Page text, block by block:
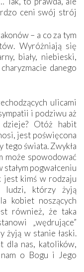
ceni swój strój
– a co za tym
Wyróżniają się
biały, niebieski,
danego
ulicami
i podziwu aż
Otóż habit
jest poświęcona
tego świata. Zwykła
może spowodować
pogwałceniu
jest kimś w rodzaju
ludzi, którzy żyją
kobiet noszących
również, że taka
„wędrujące”
żyją w stanie łaski.
dla nas, katolików,
o Bogu i Jego